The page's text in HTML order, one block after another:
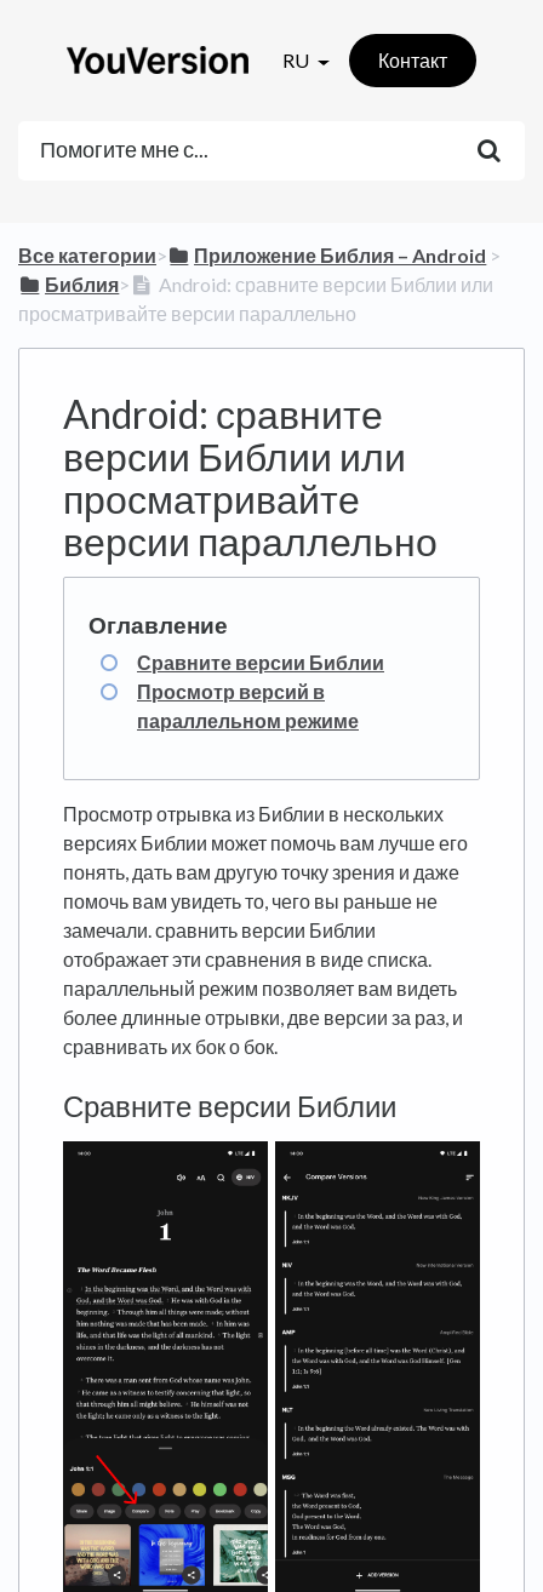
RU Контакт
Все категории​>​ ​Приложение Библия – Android ​ > ​
​Библия​>​
Android: сравните версии Библии или
просматривайте версии параллельно
Android: сравните
версии Библии или
просматривайте
версии параллельно
Сравните версии Библии
Просмотр версий в
параллельном режиме
Просмотр отрывка из Библии в нескольких
версиях Библии может помочь вам лучше его
понять, дать вам другую точку зрения и даже
помочь вам увидеть то, чего вы раньше не
замечали. сравнить версии Библии
отображает эти сравнения в виде списка.
параллельный режим позволяет вам видеть
более длинные отрывки, две версии за раз, и
сравнивать их бок о бок.
Сравните версии Библии